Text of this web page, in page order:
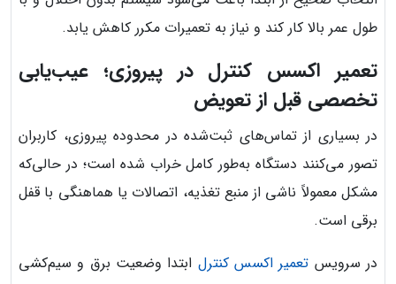
طول عمر بالا کار کند و نیاز به تعمیرات مکرر کاهش یابد.
تعمیر اکسس کنترل در پیروزی؛ عیب‌یابی
تخصصی قبل از تعویض
در بسیاری از تماس‌های ثبت‌شده در محدوده پیروزی، کاربران
تصور می‌کنند دستگاه به‌طور کامل خراب شده است؛ در حالی‌که
مشکل معمولاً ناشی از منبع تغذیه، اتصالات یا هماهنگی با قفل
برقی است.
در سرویس تعمیر اکسس کنترل ابتدا وضعیت برق و سیم‌کشی